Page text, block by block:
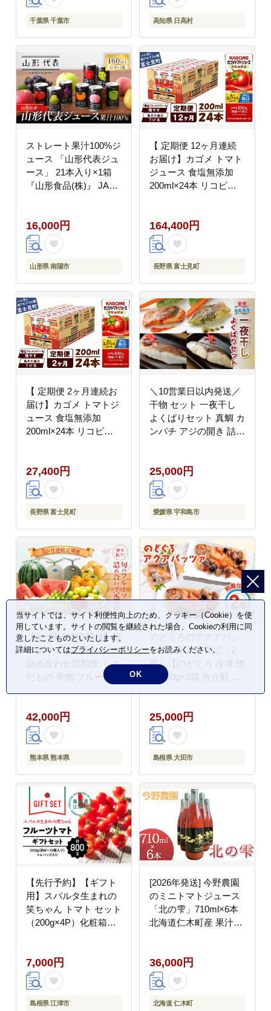
千葉県 千葉市 高知県 日高村
ストレート果汁100%ジ
ュース 「山形代表ジュ
ース」 21本入り×1箱
『山形食品(株)』 JA山
果物 果汁100％ 無添加
セット 詰合せ りんご
青りんご もも ラ・フラ
ンス 柿 ぶどう トマト
16,000円
山形県 南陽市
【 定期便 12ヶ月連続
お届け】カゴメ トマト
ジュース 食塩無添加
200ml×24本 リコピン
用 保存料不使用 機能性
表示食品 完熟トマト 野
菜飲料 トマトジュース
野菜ジュース 飲料類 ド
蓄 長期保存 防災 飲み
もの
164,400円
長野県 富士見町
【 定期便 2ヶ月連続お
届け】カゴメ トマトジ
ュース 食塩無添加
200ml×24本 リコピン
用 保存料不使用 機能性
表示食品 完熟トマト 野
菜飲料 トマトジュース
野菜ジュース 飲料類 ド
蓄 長期保存 防災 飲み
もの
27,400円
長野県 富士見町
＼10営業日以内発送／
干物 セット 一夜干し
よくばりセット 真鯛 カ
ンパチ アジの開き 詰め
漬け 冷凍 鯛 マダイ タ
イ 鯵 魚 惣菜 お惣菜 お
かず 簡単調理 冷凍食品
冷凍 産地直送 国産 愛
25,000円
愛媛県 宇和島市
【3か月連続定期便】熊
本便り！旬のフルーツ
詰め合わせ定期便 ｜ く
だもの 果物 フルーツ
シャインマスカット 梨
柿 熊本県
42,000円
熊本県 熊本県
のどぐろのアクアパッ
ツァ 和風仕立て（2
尾）【のどぐろ 冷凍 惣
菜 250g×2袋 魚介類 魚
り アサリ 洋食 個包装
真空パック 父の日 母の
日】
25,000円
島根県 大田市
【先行予約】【ギフト
用】スパルタ生まれの
笑ちゃん トマト セット
（200g×4P）化粧箱入
行受付 笑ちゃん フルー
ツトマト とまと パック
800g 就労支援 野菜 完
熟 新鮮 産地直送 冷蔵
7,000円
島根県 江津市
[2026年発送] 今野農園
のミニトマトジュース
「北の雫」710ml×6本
北海道仁木町産 果汁飲
[今野農園]
36,000円
北海道 仁木町
当サイトでは、サイト利便性向上のため、クッキー（Cookie）を使
用しています。サイトの閲覧を継続された場合、Cookieの利用に同
意したことものといたします。
詳細についてはプライバシーポリシーをお読みください。
OK